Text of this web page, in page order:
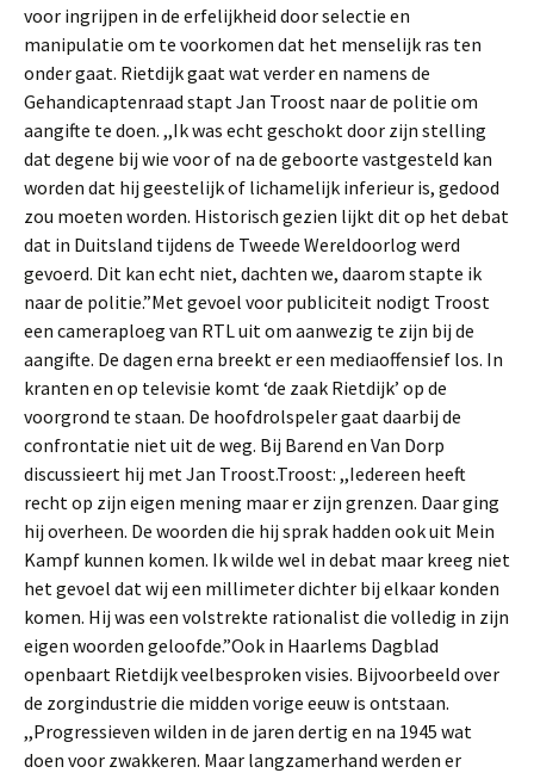
voor ingrijpen in de erfelijkheid door selectie en
manipulatie om te voorkomen dat het menselijk ras ten
onder gaat. Rietdijk gaat wat verder en namens de
Gehandicaptenraad stapt Jan Troost naar de politie om
aangifte te doen. ,,Ik was echt geschokt door zijn stelling
dat degene bij wie voor of na de geboorte vastgesteld kan
worden dat hij geestelijk of lichamelijk inferieur is, gedood
zou moeten worden. Historisch gezien lijkt dit op het debat
dat in Duitsland tijdens de Tweede Wereldoorlog werd
gevoerd. Dit kan echt niet, dachten we, daarom stapte ik
naar de politie.”Met gevoel voor publiciteit nodigt Troost
een cameraploeg van RTL uit om aanwezig te zijn bij de
aangifte. De dagen erna breekt er een mediaoffensief los. In
kranten en op televisie komt ‘de zaak Rietdijk’ op de
voorgrond te staan. De hoofdrolspeler gaat daarbij de
confrontatie niet uit de weg. Bij Barend en Van Dorp
discussieert hij met Jan Troost.Troost: ,,Iedereen heeft
recht op zijn eigen mening maar er zijn grenzen. Daar ging
hij overheen. De woorden die hij sprak hadden ook uit Mein
Kampf kunnen komen. Ik wilde wel in debat maar kreeg niet
het gevoel dat wij een millimeter dichter bij elkaar konden
komen. Hij was een volstrekte rationalist die volledig in zijn
eigen woorden geloofde.”Ook in Haarlems Dagblad
openbaart Rietdijk veelbesproken visies. Bijvoorbeeld over
de zorgindustrie die midden vorige eeuw is ontstaan.
,,Progressieven wilden in de jaren dertig en na 1945 wat
doen voor zwakkeren. Maar langzamerhand werden er